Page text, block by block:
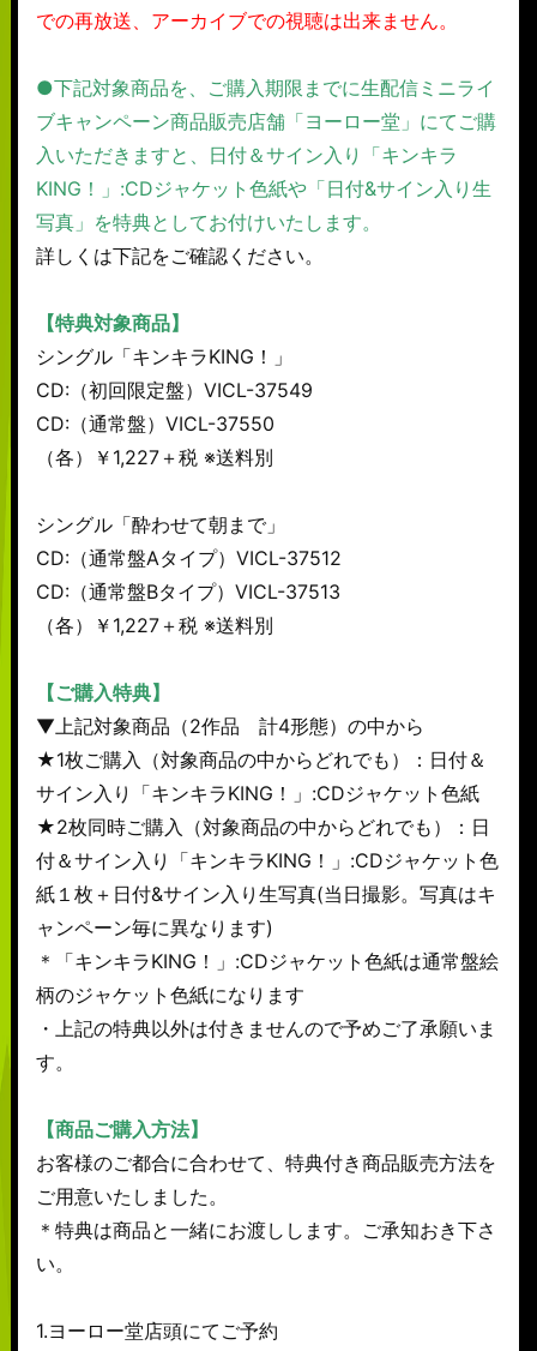
での再放送、アーカイブでの視聴は出来ません。
●下記対象商品を、ご購入期限までに生配信ミニライ
ブキャンペーン商品販売店舗「ヨーロー堂」にてご購
入いただきますと、日付＆サイン入り「キンキラ
KING！」:CDジャケット色紙や「日付&サイン入り生
写真」を特典としてお付けいたします。
詳しくは下記をご確認ください。
【特典対象商品】
シングル「キンキラKING！」
CD:（初回限定盤）VICL-37549
CD:（通常盤）VICL-37550
（各）￥1,227＋税 ※送料別
シングル「酔わせて朝まで」
CD:（通常盤Aタイプ）VICL-37512
CD:（通常盤Bタイプ）VICL-37513
（各）￥1,227＋税 ※送料別
【ご購入特典】
▼上記対象商品（2作品 計4形態）の中から
★1枚ご購入（対象商品の中からどれでも）：日付＆
サイン入り「キンキラKING！」:CDジャケット色紙
★2枚同時ご購入（対象商品の中からどれでも）：日
付＆サイン入り「キンキラKING！」:CDジャケット色
紙１枚＋日付&サイン入り生写真(当日撮影。写真はキ
ャンペーン毎に異なります)
＊「キンキラKING！」:CDジャケット色紙は通常盤絵
柄のジャケット色紙になります
・上記の特典以外は付きませんので予めご了承願いま
す。
【商品ご購入方法】
お客様のご都合に合わせて、特典付き商品販売方法を
ご用意いたしました。
＊特典は商品と一緒にお渡しします。ご承知おき下さ
い。
1.ヨーロー堂店頭にてご予約